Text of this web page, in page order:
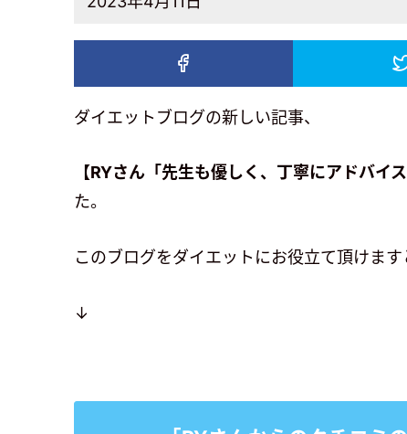
ダイエットブログの新しい記事、
【RYさん「先生も優しく、丁寧にアドバイ
た。
このブログをダイエットにお役立て頂けます
↓